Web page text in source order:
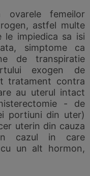
ovarele femeilor
astfel multe
le impiedica sa isi
simptome ca
de transpiratie
exogen de
tratament contra
au uterul intact
- de
portiuni din uter)
uterin din cauza
cazul in care
un alt hormon,